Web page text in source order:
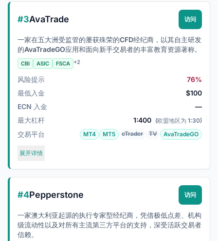
#3AvaTrade 访问
一家在五大洲受监管的屡获殊荣的CFD经纪商，以其自主研发
的AvaTradeGO应用和面向新手交易者的丰富教育资源著称。
CBI ASIC FSCA +2
风险提示
76%
最低入金
$100
ECN 入金
—
最大杠杆
1:400 (欧盟地区为 1:30)
交易平台 MT4 MT5 cTrader TV AvaTradeGO
展开详情
#4Pepperstone 访问
一家澳大利亚起源的执行专家型经纪商，凭借极低点差、机构
级流动性以及对所有主流第三方平台的支持，深受活跃交易者
信赖。